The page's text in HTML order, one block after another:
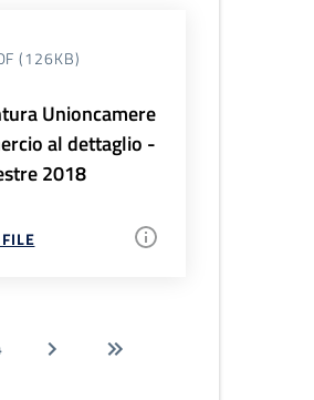
(126KB)
Unioncamere
al dettaglio -
2018